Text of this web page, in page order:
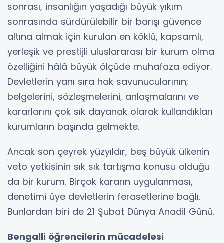
sonrası, insanlığın yaşadığı büyük yıkım
sonrasında sürdürülebilir bir barışı güvence
altına almak için kurulan en köklü, kapsamlı,
yerleşik ve prestijli uluslararası bir kurum olma
özelliğini hâlâ büyük ölçüde muhafaza ediyor.
Devletlerin yanı sıra hak savunucularının;
belgelerini, sözleşmelerini, anlaşmalarını ve
kararlarını çok sık dayanak olarak kullandıkları
kurumların başında gelmekte.
Ancak son çeyrek yüzyıldır, beş büyük ülkenin
veto yetkisinin sık sık tartışma konusu olduğu
da bir kurum. Birçok kararın uygulanması,
denetimi üye devletlerin ferasetlerine bağlı.
Bunlardan biri de 21 Şubat Dünya Anadil Günü.
Bengalli öğrencilerin mücadelesi